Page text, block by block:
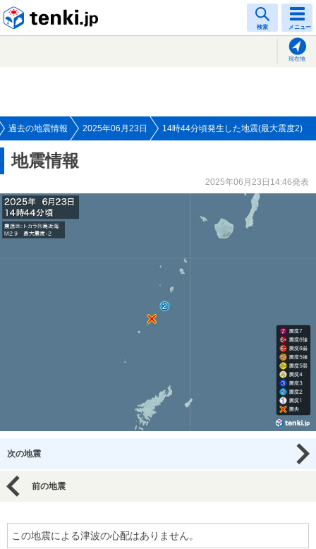
検索 メニュー
現在地
過去の地震情報 2025年06月23日 14時44分頃発生した地震(最大震度2)
地震情報
2025年06月23日14:46発表
次の地震
前の地震
この地震による津波の心配はありません。